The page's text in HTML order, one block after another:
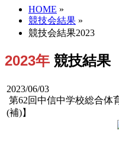
HOME »
競技会結果 »
競技会結果2023
2023年 競技結果
2023/06/03
第62回中信中学校総合体
(補)】